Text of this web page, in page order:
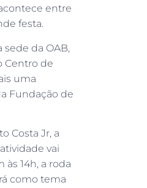
entre
festa.
da OAB,
Centro de
uma
Fundação de
Costa Jr, a
vai
14h, a roda
como tema